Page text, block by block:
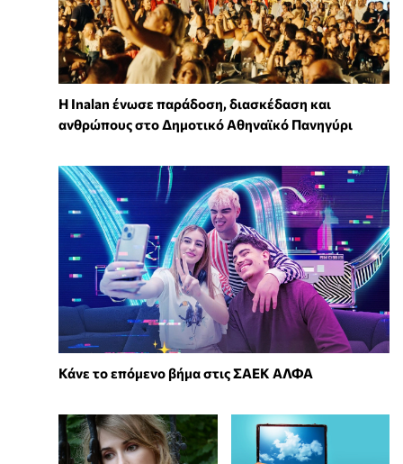
Η Inalan ένωσε παράδοση, διασκέδαση και
ανθρώπους στο Δημοτικό Αθηναϊκό Πανηγύρι
Κάνε το επόμενο βήμα στις ΣΑΕΚ ΑΛΦΑ